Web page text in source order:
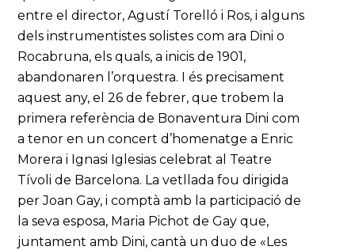
entre el director, Agustí Torelló i Ros, i alguns
dels instrumentistes solistes com ara Dini o
Rocabruna, els quals, a inicis de 1901,
abandonaren l’orquestra. I és precisament
aquest any, el 26 de febrer, que trobem la
primera referència de Bonaventura Dini com
a tenor en un concert d’homenatge a Enric
Morera i Ignasi Iglesias celebrat al Teatre
Tívoli de Barcelona. La vetllada fou dirigida
per Joan Gay, i comptà amb la participació de
la seva esposa, Maria Pichot de Gay que,
juntament amb Dini, cantà un duo de «Les